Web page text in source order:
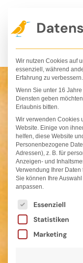
Inhalt
springen
Wir nutzen Cookies auf
essenziell, während
Erfahrung zu verbessern.
Wenn Sie unter 16
Diensten geben
Erlaubnis bitten.
Wir verwenden Cookies
Website. Einige von
helfen, diese Website
Personenbezogene
Adressen), z. B. für
Anzeigen- und
Verwendung Ihrer
Sie können Ihre
anpassen.
Es folgt eine
Essenziell
Statistiken
Marketing